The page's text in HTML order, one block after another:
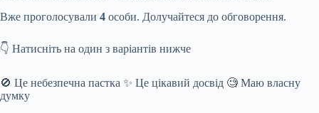
Вже проголосували 4 особи. Долучайтеся до обговорення.
👇 Натисніть на один з варіантів нижче
🚫 Це небезпечна пастка ✨ Це цікавий досвід 🧐 Маю власну
думку